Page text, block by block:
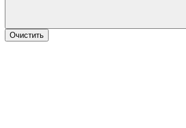
Очистить